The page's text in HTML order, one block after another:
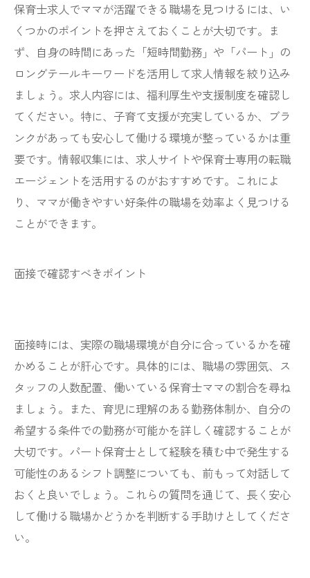
保育士求人でママが活躍できる職場を見つけるには、い
くつかのポイントを押さえておくことが大切です。ま
ず、自身の時間にあった「短時間勤務」や「パート」の
ロングテールキーワードを活用して求人情報を絞り込み
ましょう。求人内容には、福利厚生や支援制度を確認し
てください。特に、子育て支援が充実しているか、ブラ
ンクがあっても安心して働ける環境が整っているかは重
要です。情報収集には、求人サイトや保育士専用の転職
エージェントを活用するのがおすすめです。これによ
り、ママが働きやすい好条件の職場を効率よく見つける
ことができます。
面接で確認すべきポイント
面接時には、実際の職場環境が自分に合っているかを確
かめることが肝心です。具体的には、職場の雰囲気、ス
タッフの人数配置、働いている保育士ママの割合を尋ね
ましょう。また、育児に理解のある勤務体制か、自分の
希望する条件での勤務が可能かを詳しく確認することが
大切です。パート保育士として経験を積む中で発生する
可能性のあるシフト調整についても、前もって対話して
おくと良いでしょう。これらの質問を通じて、長く安心
して働ける職場かどうかを判断する手助けとしてくださ
い。